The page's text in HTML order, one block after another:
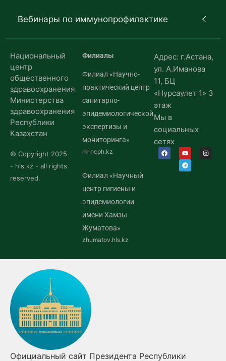
Вебинары по иммунопрофилактике
Национальный
центр
общественного
здравоохранения
Министерства
здравоохранения
Республики
Казахстан
© Copyright 2025
- hls.kz - all rights
reserved.
Филиалы
Филиал «Научно-
практический центр
санитарно-
эпидемиологической
экспертизы и
мониторинга»
rk-ncph.kz
Филиал «Научный
центр гигиены и
эпидемиологии
имени Хамзы
Жуматова»
zhumatov.hls.kz
Адрес: г.Астана,
ул. А.Иманова
11, БЦ
«Нурсаулет 1» 3
этаж
Мы в
социальных
сетях
Официальный сайт Президента Республики